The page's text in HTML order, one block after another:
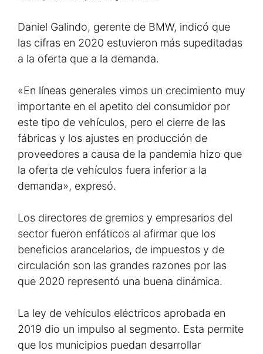
Daniel Galindo, gerente de BMW, indicó que
las cifras en 2020 estuvieron más supeditadas
a la oferta que a la demanda.
«En líneas generales vimos un crecimiento muy
importante en el apetito del consumidor por
este tipo de vehículos, pero el cierre de las
fábricas y los ajustes en producción de
proveedores a causa de la pandemia hizo que
la oferta de vehículos fuera inferior a la
demanda», expresó.
Los directores de gremios y empresarios del
sector fueron enfáticos al afirmar que los
beneficios arancelarios, de impuestos y de
circulación son las grandes razones por las
que 2020 representó una buena dinámica.
La ley de vehículos eléctricos aprobada en
2019 dio un impulso al segmento. Esta permite
que los municipios puedan desarrollar